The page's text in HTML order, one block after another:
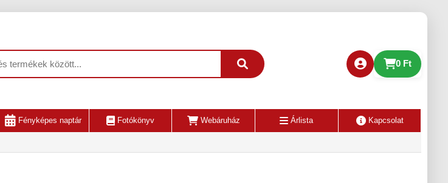
0 Ft
Fényképes naptár Fotókönyv Webáruház Árlista Kapcsolat